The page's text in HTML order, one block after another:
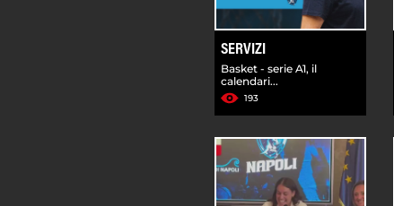
SERVIZI
Basket - serie A1, il
calendari...
193